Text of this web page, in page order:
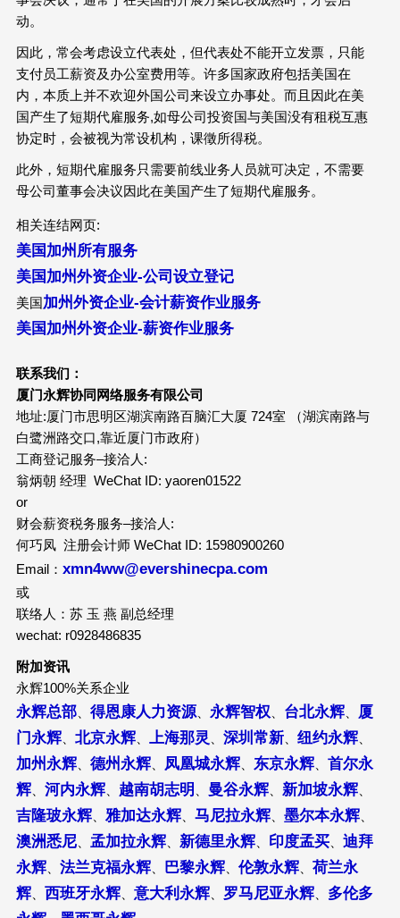
动。
因此，常会考虑设立代表处，但代表处不能开立发票，只能
支付员工薪资及办公室费用等。许多国家政府包括美国在
内，本质上并不欢迎外国公司来设立办事处。而且因此在美
国产生了短期代雇服务,如母公司投资国与美国没有租税互惠
协定时，会被视为常设机构，课徵所得税。
此外，短期代雇服务只需要前线业务人员就可决定，不需要
母公司董事会决议因此在美国产生了短期代雇服务。
相关连结网页:
美国加州所有服务
美国加州外资企业-公司设立登记
美国加州外资企业-会计薪资作业服务
美国 加州外资企业-薪资作业服务
联系我们：
厦门永辉协同网络服务有限公司
地址:厦门市思明区湖滨南路百脑汇大厦 724室 （湖滨南路与
白鹭洲路交口,靠近厦门市政府）
工商登记服务–接洽人:
翁炳朝 经理 WeChat ID: yaoren01522
or
财会薪资税务服务–接洽人:
何巧凤 注册会计师 WeChat ID: 15980900260
Email： xmn4ww@evershinecpa.com
或
联络人：苏 玉 燕 副总经理
wechat: r0928486835
附加资讯
永辉100%关系企业
永辉总部、 得恩康人力资源、 永辉智权 台北永辉、
厦
门永辉、 北京永辉、 上海那灵 深圳常新、 纽约永辉、
加州永辉、 德州永辉、 凤凰城永辉、 东京永辉、 首尔永
辉、 河内永辉、 越南胡志明 曼谷永辉、 新加坡永辉、
吉隆玻永辉、 雅加达永辉、 马尼拉永辉、 墨尔本永辉、
澳洲悉尼、 孟加拉永辉、 新德里永辉、 印度孟买、 迪拜
永辉、 法兰克福永辉、 巴黎永辉、 伦敦永辉、 荷兰永
辉、 西班牙永辉、 意大利永辉、 罗马尼亚永辉、 多伦多